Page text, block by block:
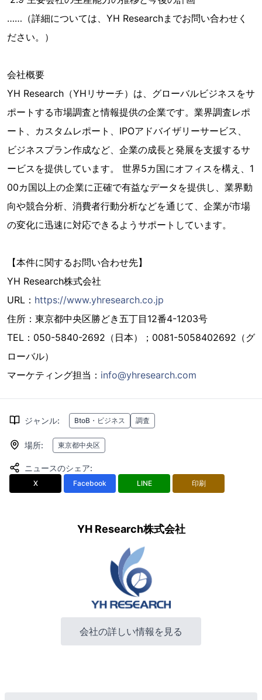
……（詳細については、YH Researchまでお問い合わせく
ださい。）
会社概要
YH Research（YHリサーチ）は、グローバルビジネスをサ
ポートする市場調査と情報提供の企業です。業界調査レポ
ート、カスタムレポート、IPOアドバイザリーサービス、
ビジネスプラン作成など、企業の成長と発展を支援するサ
ービスを提供しています。 世界5カ国にオフィスを構え、1
00カ国以上の企業に正確で有益なデータを提供し、業界動
向や競合分析、消費者行動分析などを通じて、企業が市場
の変化に迅速に対応できるようサポートしています。
【本件に関するお問い合わせ先】
YH Research株式会社
URL： https://www.yhresearch.co.jp
住所：東京都中央区勝どき五丁目12番4-1203号
TEL：050-5840-2692（日本）；0081-5058402692（グ
ローバル）
マーケティング担当： info@yhresearch.com
ジャンル: BtoB・ビジネス 調査
場所: 東京都中央区
ニュースのシェア:
X Facebook LINE 印刷
YH Research株式会社
会社の詳しい情報を見る